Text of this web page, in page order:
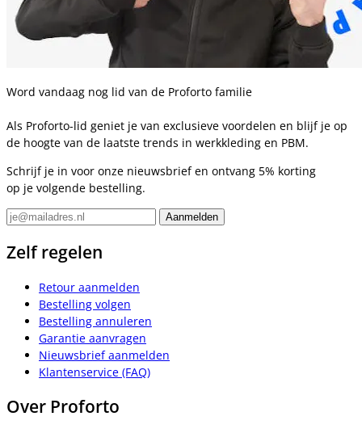
Word vandaag nog lid van de Proforto familie
Als Proforto-lid geniet je van exclusieve voordelen en blijf je op
de hoogte van de laatste trends in werkkleding en PBM.
Schrijf je in voor onze nieuwsbrief en ontvang 5% korting
op je volgende bestelling.
Zelf regelen
Retour aanmelden
Bestelling volgen
Bestelling annuleren
Garantie aanvragen
Nieuwsbrief aanmelden
Klantenservice (FAQ)
Over Proforto